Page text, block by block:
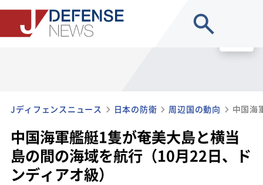
Jディフェンスニュース 日本の防衛 周辺国の動向
中国海軍艦艇1隻が奄美大島と横当
島の間の海域を航行（10月22日、ド
ンディアオ級）